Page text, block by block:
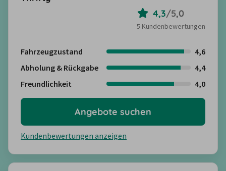
4,3/5,0
5 Kundenbewertungen
Fahrzeugzustand
4,6
Abholung & Rückgabe
4,4
Freundlichkeit
4,0
Kundenbewertungen anzeigen
Angebote suchen